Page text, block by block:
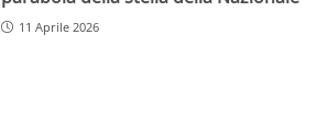
11 Aprile 2026